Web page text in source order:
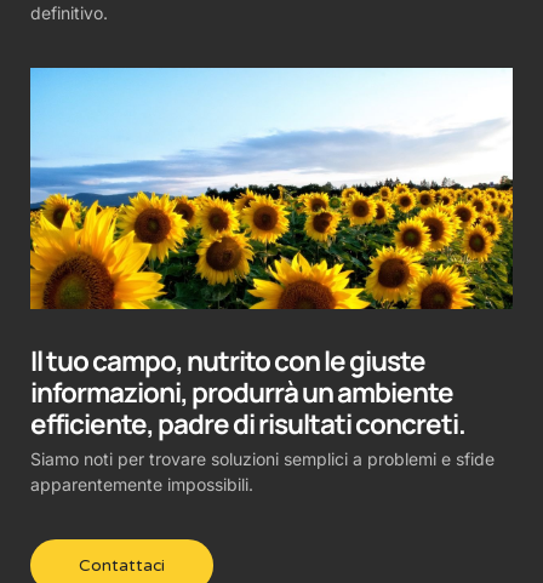
definitivo.
Il tuo campo, nutrito con le giuste
informazioni, produrrà un ambiente
efficiente, padre di risultati concreti.
Siamo noti per trovare soluzioni semplici a problemi e sfide
apparentemente impossibili.
Contattaci